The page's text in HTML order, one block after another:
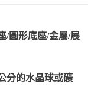
/圓形底座/金屬/展
分的水晶球或礦